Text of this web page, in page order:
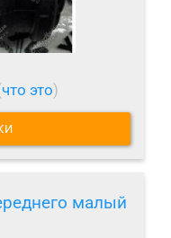
что это)
малый